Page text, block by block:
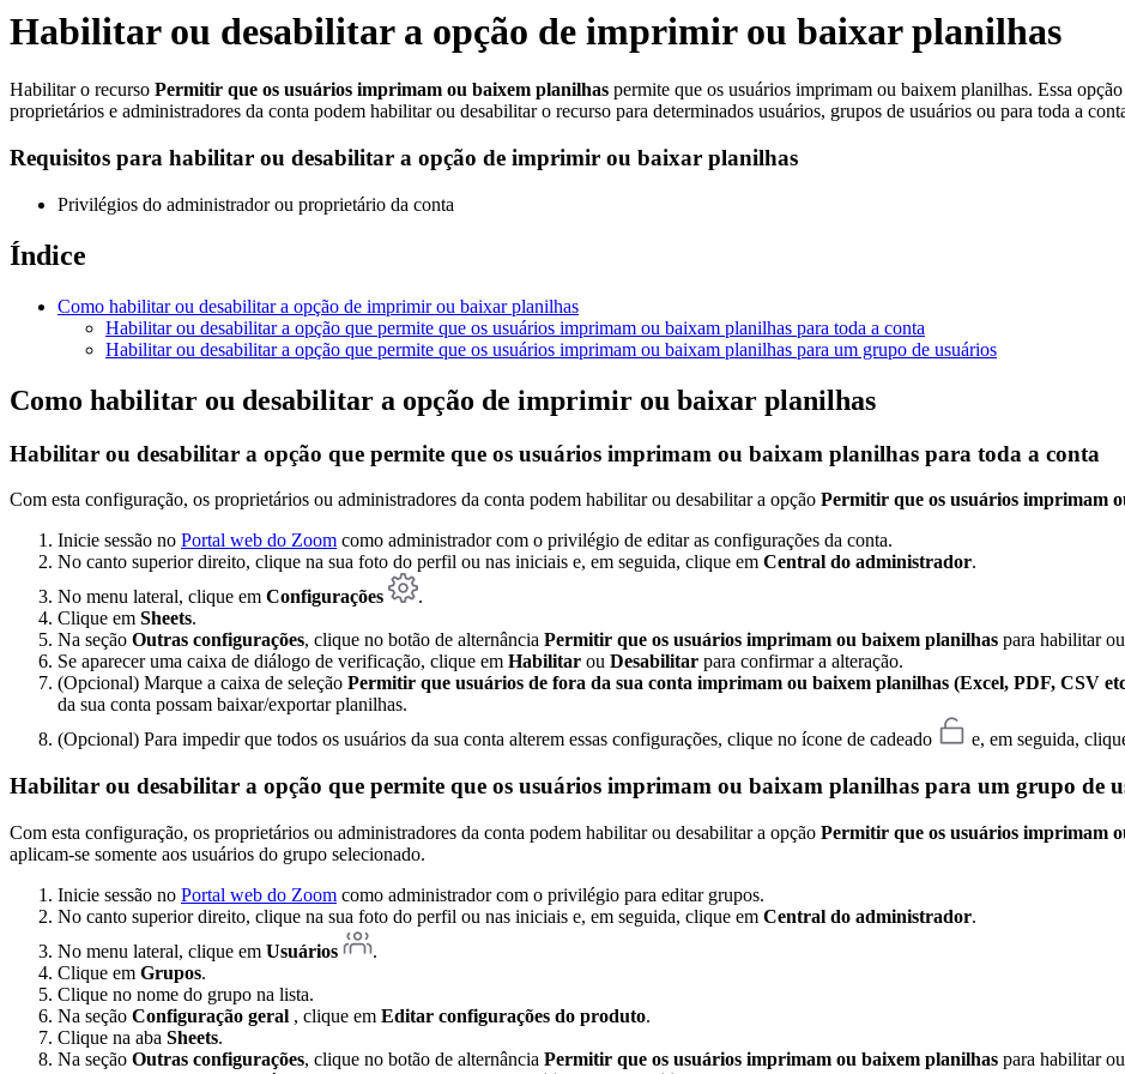
Habilitar ou desabilitar a opção de imprimir ou baixar planilhas
Habilitar o recurso Permitir que os usuários imprimam ou baixem planilhas permite que os usuários imprimam ou baixem planilhas. Essa
proprietários e administradores da conta podem habilitar ou desabilitar o recurso para determinados usuários, grupos de usuários ou para toda a
Requisitos para habilitar ou desabilitar a opção de imprimir ou baixar planilhas
Privilégios do administrador ou proprietário da conta
Índice
Como habilitar ou desabilitar a opção de imprimir ou baixar planilhas
Habilitar ou desabilitar a opção que permite que os usuários imprimam ou baixam planilhas para toda a conta
Habilitar ou desabilitar a opção que permite que os usuários imprimam ou baixam planilhas para um grupo de usuários
Como habilitar ou desabilitar a opção de imprimir ou baixar planilhas
Habilitar ou desabilitar a opção que permite que os usuários imprimam ou baixam planilhas para toda a conta
Com esta configuração, os proprietários ou administradores da conta podem habilitar ou desabilitar a opção Permitir que os usuários imprimam
Inicie sessão no Portal web do Zoom como administrador com o privilégio de editar as configurações da conta.
No canto superior direito, clique na sua foto do perfil ou nas iniciais e, em seguida, clique em Central do administrador.
No menu lateral, clique em Configurações
.
Clique em Sheets.
Na seção Outras configurações, clique no botão de alternância Permitir que os usuários imprimam ou baixem planilhas para habilitar
Se aparecer uma caixa de diálogo de verificação, clique em Habilitar ou Desabilitar para confirmar a alteração.
(Opcional) Marque a caixa de seleção Permitir que usuários de fora da sua conta imprimam ou baixem planilhas (Excel, PDF, CSV
da sua conta possam baixar/exportar planilhas.
(Opcional) Para impedir que todos os usuários da sua conta alterem essas configurações, clique no ícone de cadeado
e, em seguida,
Habilitar ou desabilitar a opção que permite que os usuários imprimam ou baixam planilhas para um grupo de
Com esta configuração, os proprietários ou administradores da conta podem habilitar ou desabilitar a opção Permitir que os usuários imprimam
aplicam-se somente aos usuários do grupo selecionado.
Inicie sessão no Portal web do Zoom como administrador com o privilégio para editar grupos.
No canto superior direito, clique na sua foto do perfil ou nas iniciais e, em seguida, clique em Central do administrador.
No menu lateral, clique em Usuários
.
Clique em Grupos.
Clique no nome do grupo na lista.
Na seção Configuração geral , clique em Editar configurações do produto.
Clique na aba Sheets.
Na seção Outras configurações, clique no botão de alternância Permitir que os usuários imprimam ou baixem planilhas para habilitar